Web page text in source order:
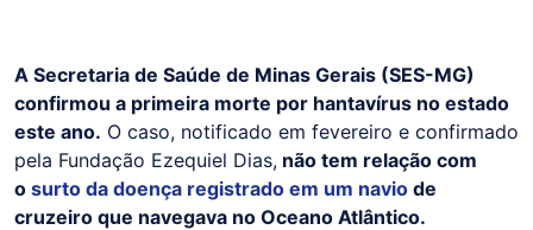
A Secretaria de Saúde de Minas Gerais (SES-MG)
confirmou a primeira morte por hantavírus no estado
este ano. O caso, notificado em fevereiro e confirmado
pela Fundação Ezequiel Dias, não tem relação com
o surto da doença registrado em um navio de
cruzeiro que navegava no Oceano Atlântico.